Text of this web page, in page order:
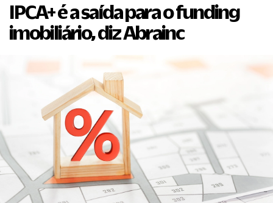
IPCA+ é a saída para o funding
imobiliário, diz Abrainc